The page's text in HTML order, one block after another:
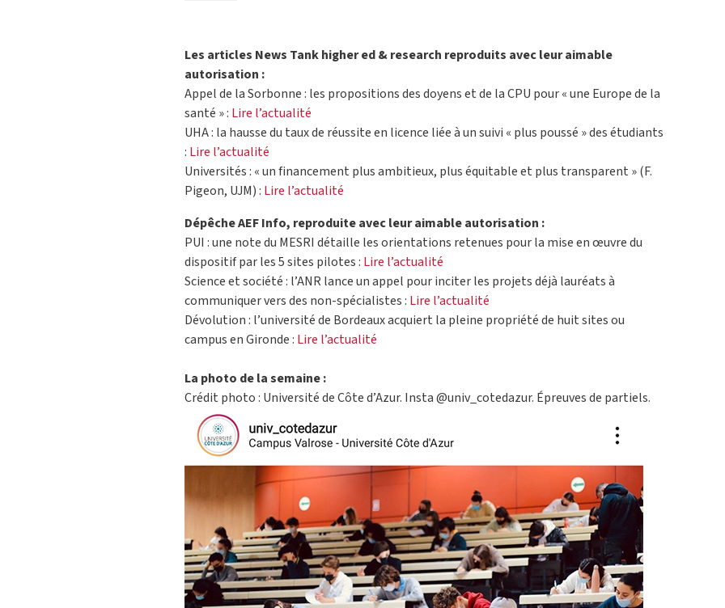
Les articles News Tank higher ed & research reproduits avec leur aimable
autorisation :
Appel de la Sorbonne : les propositions des doyens et de la CPU pour « une Europe de la
santé » : Lire l’actualité
UHA : la hausse du taux de réussite en licence liée à un suivi « plus poussé » des étudiants
: Lire l’actualité
Universités : « un financement plus ambitieux, plus équitable et plus transparent » (F.
Pigeon, UJM) : Lire l’actualité
Dépêche AEF Info, reproduite avec leur aimable autorisation :
PUI : une note du MESRI détaille les orientations retenues pour la mise en œuvre du
dispositif par les 5 sites pilotes : Lire l’actualité
Science et société : l’ANR lance un appel pour inciter les projets déjà lauréats à
communiquer vers des non-spécialistes : Lire l’actualité
Dévolution : l’université de Bordeaux acquiert la pleine propriété de huit sites ou
campus en Gironde : Lire l’actualité
La photo de la semaine :
Crédit photo : Université de Côte d’Azur. Insta @univ_cotedazur. Épreuves de partiels.